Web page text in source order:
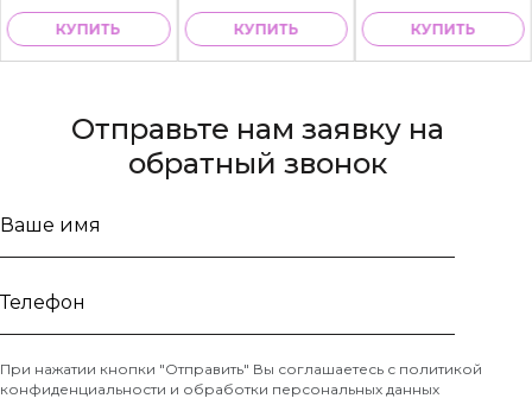
КУПИТЬ КУПИТЬ КУПИТЬ
Отправьте нам заявку на
обратный звонок
Ваше
Телефон
*
При нажатии кнопки "Отправить" Вы соглашаетесь с политикой
конфиденциальности и обработки персональных данных